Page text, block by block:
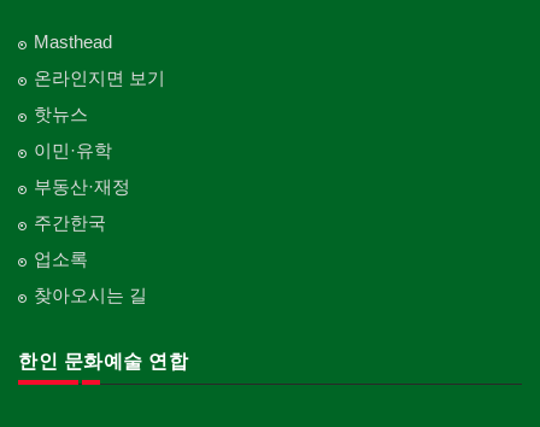
Masthead
온라인지면 보기
핫뉴스
이민·유학
부동산·재정
주간한국
업소록
찾아오시는 길
한인 문화예술 연합